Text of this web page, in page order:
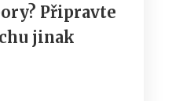
Připravte
jinak